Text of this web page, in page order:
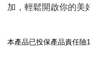
加，輕鬆開啟你的美
本產品已投保產品責任險